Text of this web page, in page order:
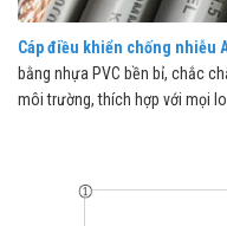
Cáp điều khiển chống nhiễu
bằng nhựa PVC bền bỉ, chắc
môi trường, thích hợp với mọi